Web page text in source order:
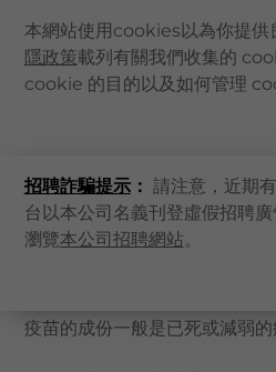
本網站使用cookies以為你提供
隱政策載列有關我們收集的
cookie 的目的以及如何管理
招聘詐騙提示： 請注意，近期
台以本公司名義刊登虛假招聘
瀏覽本公司招聘網站。
主頁
卓健服務
卓健手機App
最新資訊